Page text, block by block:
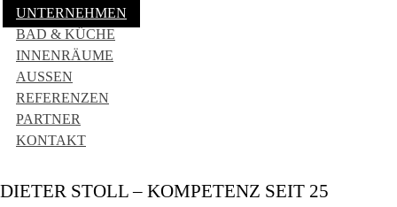
UNTERNEHMEN
BAD & KÜCHE
INNENRÄUME
AUSSEN
REFERENZEN
PARTNER
KONTAKT
DIETER STOLL – KOMPETENZ SEIT 25